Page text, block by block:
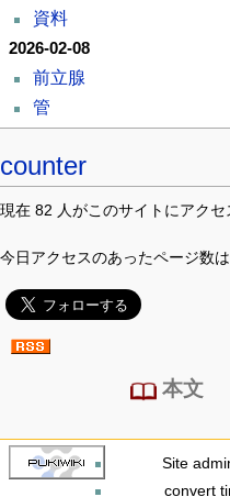
資料
2026-02-08
前立腺
管
counter
現在 82 人がこのサイトにアクセ
今日アクセスのあったページ数
本文
Site
convert